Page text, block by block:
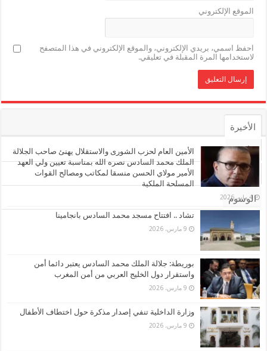
الموقع الإلكتروني
احفظ اسمي، بريدي الإلكتروني، والموقع الإلكتروني في هذا المتصفح
لاستخدامها المرة المقبلة في تعليقي.
الأخيرة
الأشهر
تعليقات
الوسوم
الأمين العام لحزب الشورى والاستقلال يهنئ صاحب الجلالة
الملك محمد السادس نصره الله بمناسبة تعيين ولي العهد
الأمير مولاي الحسن منسقا لمكاتب ومصالح القوات
المسلحة الملكية
4 مايو، 2026
تشاد .. افتتاح مسجد محمد السادس بانجامينا
9 مارس، 2026
بوريطة: جلالة الملك محمد السادس يعتبر دائما أمن
واستقرار دول الخليج العربي من أمن المغرب
9 مارس، 2026
وزارة الداخلية تنفي إصدار مذكرة حول اختطاف الأطفال
9 مارس، 2026